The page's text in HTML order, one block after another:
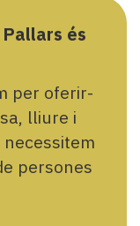
és
per oferir-
lliure i
persones